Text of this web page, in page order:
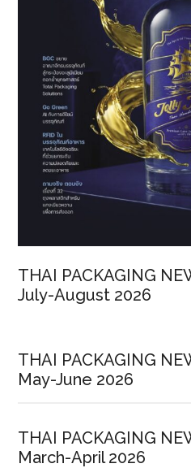
THAI PACKAGING
July-August 2026
THAI PACKAGING
May-June 2026
THAI PACKAGING
March-April 2026